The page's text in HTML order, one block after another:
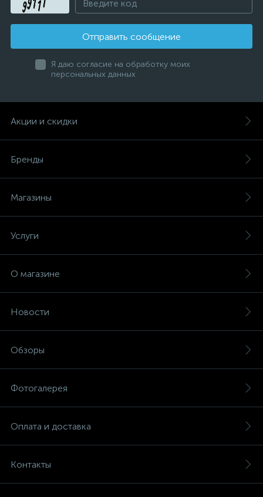
Отправить сообщение
Я даю согласие на обработку моих
персональных данных
Акции и скидки
Бренды
Магазины
Услуги
О магазине
Новости
Обзоры
Фотогалерея
Оплата и доставка
Контакты